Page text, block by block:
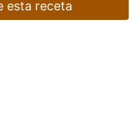
esta receta